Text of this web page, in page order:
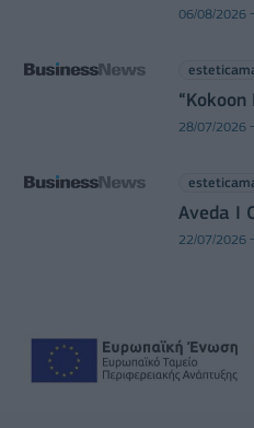
06/08/2026
28/07/2026
Aveda I
22/07/2026